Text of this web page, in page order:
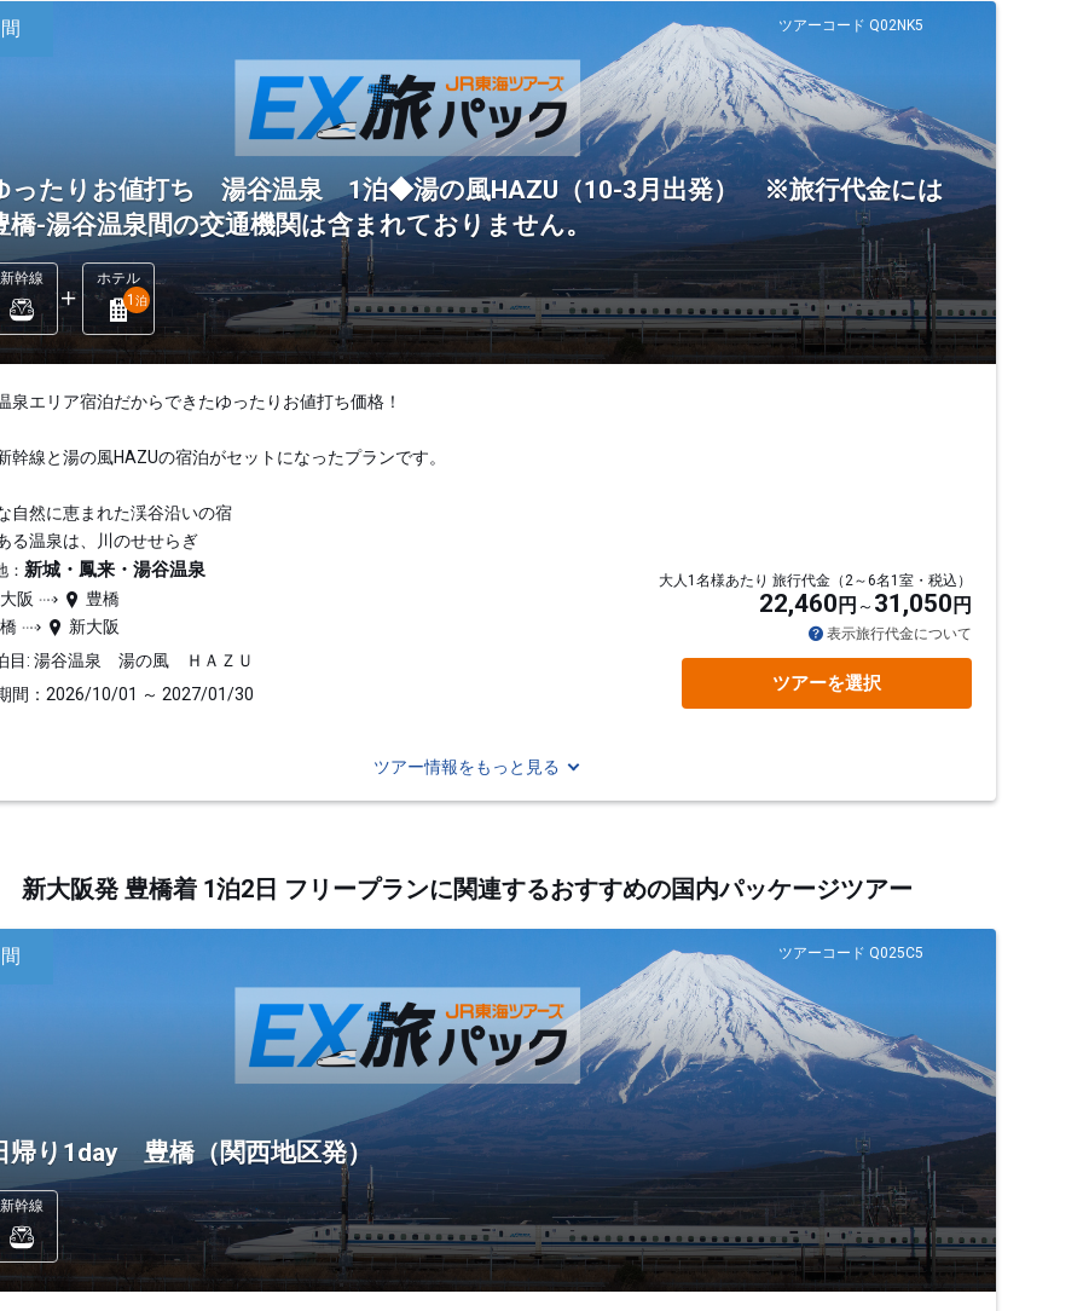
ツアーコード Q02NK5
ったりお値打ち 湯谷温泉 1泊◆湯の風HAZU（10-3月出発） ※旅行代金には
橋-湯谷温泉間の交通機関は含まれておりません。
新幹線
ホテル
1 泊
泉エリア宿泊だからできたゆったりお値打ち価格！
幹線と湯の風HAZUの宿泊がセットになったプランです。
自然に恵まれた渓谷沿いの宿
る温泉は、川のせせらぎ
： 新城・鳳来・湯谷温泉
阪
豊橋
新大阪
目: 湯谷温泉 湯の風 ＨＡＺＵ
間：2026/10/01 ～ 2027/01/30
大人1名様あたり 旅行代金（2～6名1室・税込）
22,460 円 31,050 円
表示旅行代金について
ツアーを選択
ツアー情報をもっと見る
新大阪発 豊橋着 1泊2日 フリープランに関連するおすすめの国内パッケージツアー
ツアーコード Q025C5
帰り1day 豊橋（関西地区発）
新幹線